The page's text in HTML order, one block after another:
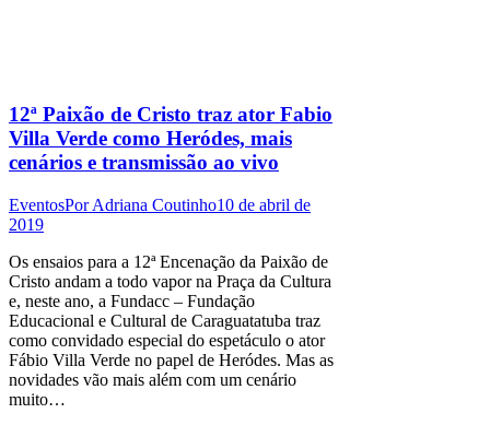
12ª Paixão de Cristo traz ator Fabio
Villa Verde como Heródes, mais
cenários e transmissão ao vivo
EventosPorAdriana Coutinho10 de abril de
2019
Os ensaios para a 12ª Encenação da Paixão de
Cristo andam a todo vapor na Praça da Cultura
e, neste ano, a Fundacc – Fundação
Educacional e Cultural de Caraguatatuba traz
como convidado especial do espetáculo o ator
Fábio Villa Verde no papel de Heródes. Mas as
novidades vão mais além com um cenário
muito…